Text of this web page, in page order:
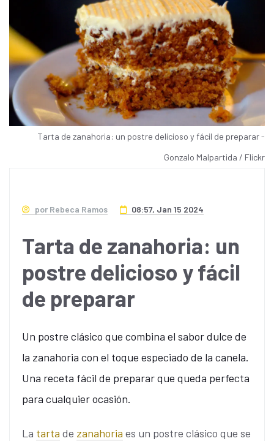
Tarta de zanahoria: un postre delicioso y fácil de preparar -
Gonzalo Malpartida / Flickr
por Rebeca Ramos 08:57, Jan 15 2024
Tarta de zanahoria: un
postre delicioso y fácil
de preparar
Un postre clásico que combina el sabor dulce de
la zanahoria con el toque especiado de la canela.
Una receta fácil de preparar que queda perfecta
para cualquier ocasión.
La tarta de zanahoria es un postre clásico que se